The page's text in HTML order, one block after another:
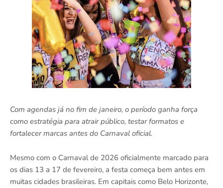
Com agendas já no fim de janeiro, o período ganha força
como estratégia para atrair público, testar formatos e
fortalecer marcas antes do Carnaval oficial.
Mesmo com o Carnaval de 2026 oficialmente marcado para
os dias 13 a 17 de fevereiro, a festa começa bem antes em
muitas cidades brasileiras. Em capitais como Belo Horizonte,